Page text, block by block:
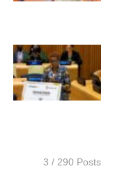
3 / 290 Posts